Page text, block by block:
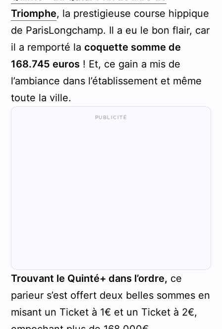
Triomphe, la prestigieuse course hippique
de ParisLongchamp. Il a eu le bon flair, car
il a remporté la coquette somme de
168.745 euros! Et, ce gain a mis de
l’ambiance dans l’établissement et même
toute la ville.
Trouvant le Quinté+ dans l’ordre, ce
parieur s’est offert deux belles sommes en
misant un Ticket à 1€ et un Ticket à 2€,